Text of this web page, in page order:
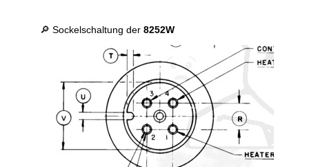
🔎 Sockelschaltung der8252W